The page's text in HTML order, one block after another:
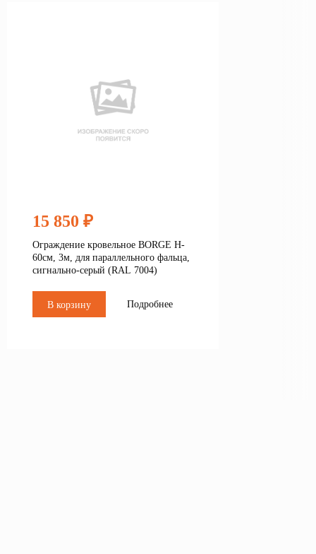
15 850 ₽
Ограждение кровельное BORGE H-
60см, 3м, для параллельного фальца,
сигнально-серый (RAL 7004)
В корзину Подробнее